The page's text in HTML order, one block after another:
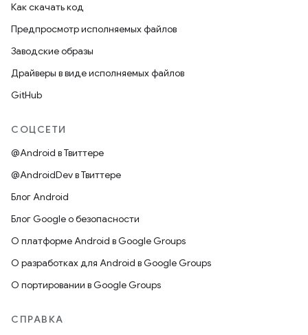
Как скачать код
Предпросмотр исполняемых файлов
Заводские образы
Драйверы в виде исполняемых файлов
GitHub
СОЦСЕТИ
@Android в Твиттере
@AndroidDev в Твиттере
Блог Android
Блог Google о безопасности
О платформе Android в Google Groups
О разработках для Android в Google Groups
О портировании в Google Groups
СПРАВКА